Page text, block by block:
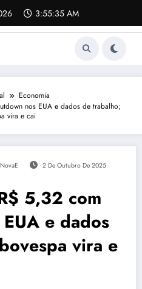
3:55:36 AM
Economia
nos EUA e dados de trabalho;
vira e cai
NovaE 2 De Outubro De 2025
5,32 com
e dados
vira e